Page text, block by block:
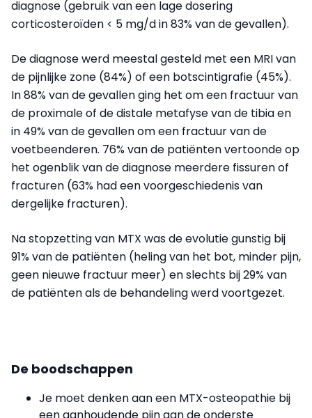
diagnose (gebruik van een lage dosering
corticosteroïden < 5 mg/d in 83% van de gevallen).
De diagnose werd meestal gesteld met een MRI van
de pijnlijke zone (84%) of een botscintigrafie (45%).
In 88% van de gevallen ging het om een fractuur van
de proximale of de distale metafyse van de tibia en
in 49% van de gevallen om een fractuur van de
voetbeenderen. 76% van de patiënten vertoonde op
het ogenblik van de diagnose meerdere fissuren of
fracturen (63% had een voorgeschiedenis van
dergelijke fracturen).
Na stopzetting van MTX was de evolutie gunstig bij
91% van de patiënten (heling van het bot, minder pijn,
geen nieuwe fractuur meer) en slechts bij 29% van
de patiënten als de behandeling werd voortgezet.
De boodschappen
Je moet denken aan een MTX-osteopathie bij
een aanhoudende pijn aan de onderste